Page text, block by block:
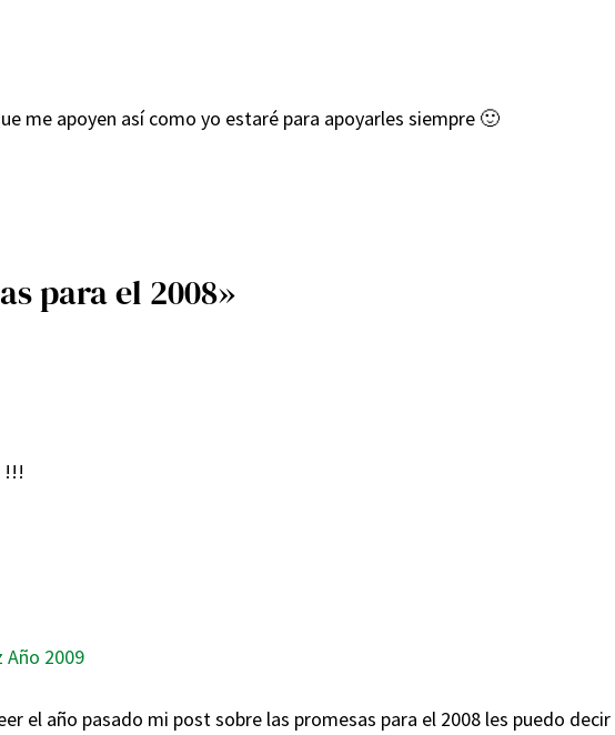
me apoyen así como yo estaré para apoyarles siempre 🙂
para el 2008»
!!!
Año 2009
el año pasado mi post sobre las promesas para el 2008 les puedo